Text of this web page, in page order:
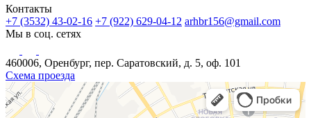
Контакты
+7 (3532) 43-02-16 +7 (922) 629-04-12 arhbr156@gmail.com
Мы в соц. сетях
460006, Оренбург, пер. Саратовский, д. 5, оф. 101
Схема проезда